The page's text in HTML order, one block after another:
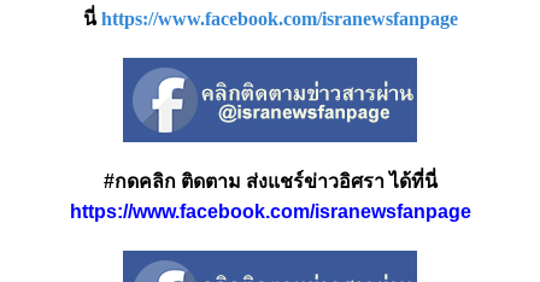
นี่https://www.facebook.com/isranewsfanpage
#กดคลิก ติดตาม ส่งแชร์ข่าวอิศรา ได้ที่นี่
https://www.facebook.com/isranewsfanpage